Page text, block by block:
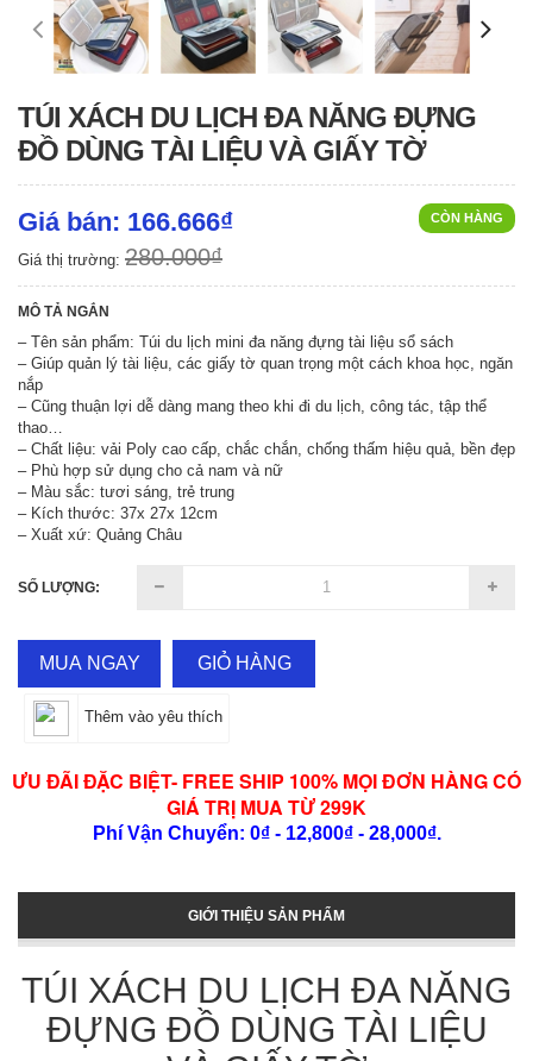
TÚI XÁCH DU LỊCH ĐA NĂNG ĐỰNG
ĐỒ DÙNG TÀI LIỆU VÀ GIẤY TỜ
CÒN HÀNG
Giá bán: 166.666₫
Giá thị trường: 280.000₫
MÔ TẢ NGẮN
– Tên sản phẩm: Túi du lịch mini đa năng đựng tài liệu sổ sách
– Giúp quản lý tài liệu, các giấy tờ quan trọng một cách khoa học, ngăn
nắp
– Cũng thuận lợi dễ dàng mang theo khi đi du lịch, công tác, tập thể
thao…
– Chất liệu: vải Poly cao cấp, chắc chắn, chống thấm hiệu quả, bền đẹp
– Phù hợp sử dụng cho cả nam và nữ
– Màu sắc: tươi sáng, trẻ trung
– Kích thước: 37x 27x 12cm
– Xuất xứ: Quảng Châu
SỐ LƯỢNG:
MUA NGAY GIỎ HÀNG
Thêm vào yêu thích
ƯU ĐÃI ĐẶC BIỆT- FREE SHIP 100% MỌI ĐƠN HÀNG CÓ
GIÁ TRỊ MUA TỪ 299K
Phí Vận Chuyển: 0₫ - 12,800₫ - 28,000₫.
GIỚI THIỆU SẢN PHẨM
TÚI XÁCH DU LỊCH ĐA NĂNG
ĐỰNG ĐỒ DÙNG TÀI LIỆU